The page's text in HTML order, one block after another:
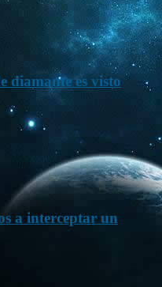
diamante es visto
a interceptar un